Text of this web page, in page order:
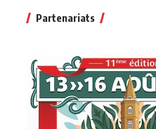
Partenariats